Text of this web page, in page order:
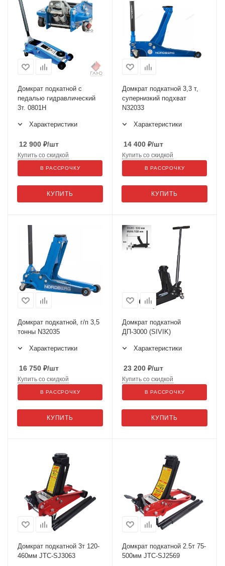
Домкрат подкатной с
педалью гидравлический
3т. 0801H
Характеристики
12 900 ₽/шт
КУПИТЬ
Купить со скидкой
В РАССРОЧКУ
Домкрат подкатной 3,3 т,
супернизкий подхват
N32033
Характеристики
14 400 ₽/шт
КУПИТЬ
Купить со скидкой
В РАССРОЧКУ
Домкрат подкатной, г/п 3,5
тонны N32035
Характеристики
16 750 ₽/шт
КУПИТЬ
Купить со скидкой
В РАССРОЧКУ
Домкрат подкатной
ДП-3000 (SIVIK)
Характеристики
23 200 ₽/шт
КУПИТЬ
Купить со скидкой
В РАССРОЧКУ
Домкрат подкатной 3т 120-
460мм JTC-SJ3063
Домкрат подкатной 2.5т 75-
500мм JTC-SJ2569